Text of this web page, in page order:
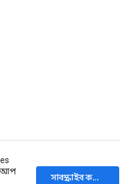
আপ
সাবস্ক্রাইব করুন